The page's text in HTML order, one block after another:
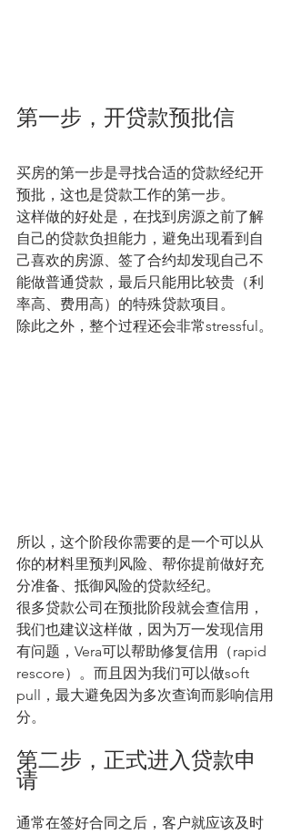
第一步，开贷款预批信
买房的第一步是寻找合适的贷款经纪开
预批，这也是贷款工作的第一步。
这样做的好处是，在找到房源之前了解
自己的贷款负担能力，避免出现看到自
己喜欢的房源、签了合约却发现自己不
能做普通贷款，最后只能用比较贵（利
率高、费用高）的特殊贷款项目。
除此之外，整个过程还会非常stressful。
所以，这个阶段你需要的是一个可以从
你的材料里预判风险、帮你提前做好充
分准备、抵御风险的贷款经纪。
很多贷款公司在预批阶段就会查信用，
我们也建议这样做，因为万一发现信用
有问题，Vera可以帮助修复信用（rapid
rescore）。而且因为我们可以做soft
pull，最大避免因为多次查询而影响信用
分。
第二步，正式进入贷款申
请
通常在签好合同之后，客户就应该及时